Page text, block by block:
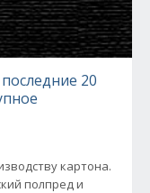
20
картона.
полпред и